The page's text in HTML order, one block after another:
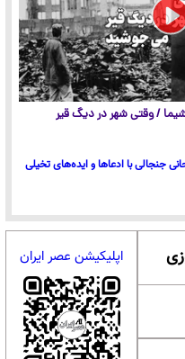
/ وقتی شهر در دیگ قیر
جنجالی با ادعاها و ایده‌های تخیلی
اپلیکیشن عصر ایران